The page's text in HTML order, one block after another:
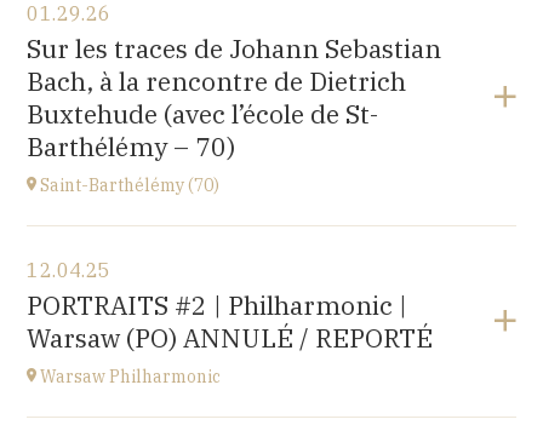
〒194-0032 東京都町田市本町田2600-4
2600-4, Honmachida, Machida City, Tokyo (JAPAN)
at14H
Go to site
01.29.26
Sur les traces de Johann Sebastian
Bach, à la rencontre de Dietrich
Buxtehude (avec l’école de St-
Barthélémy – 70)
Saint-Barthélémy (70)
Gymnase,
1B Route de Ronchamp, 70270 Saint-Barthélemy
at15H
12.04.25
PORTRAITS #2 | Philharmonic |
Warsaw (PO) ANNULÉ / REPORTÉ
Warsaw Philharmonic